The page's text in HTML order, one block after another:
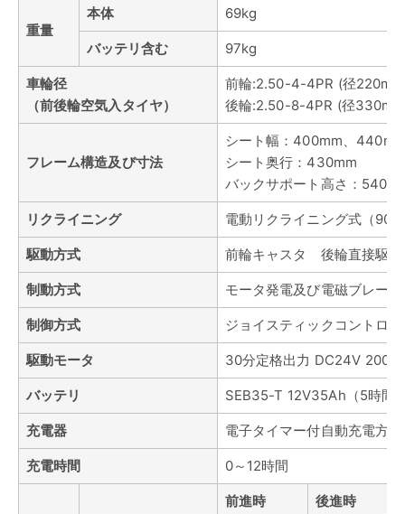
重量
本体 69kg
バッテリ含む 97kg
車輪径
（前後輪空気入タイヤ）
前輪:2.50-4-4PR (径
後輪:2.50-8-4PR (径
フレーム構造及び寸法
シート幅：400mm、
シート奥行：430mm
バックサポート高さ：
リクライニング 電動リクライニング式（
駆動方式 前輪キャスタ 後輪直接駆動
制動方式 モータ発電及び電磁ブレー
制御方式 ジョイスティックコントロ
駆動モータ 30分定格出力 DC24V
バッテリ SEB35-T 12V35Ah（5時間
充電器 電子タイマー付自動充電方式
充電時間 0～12時間
前進時 後進時